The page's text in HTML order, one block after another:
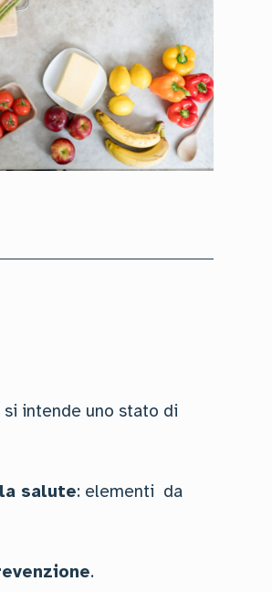
si intende uno stato di
salute: elementi da
.